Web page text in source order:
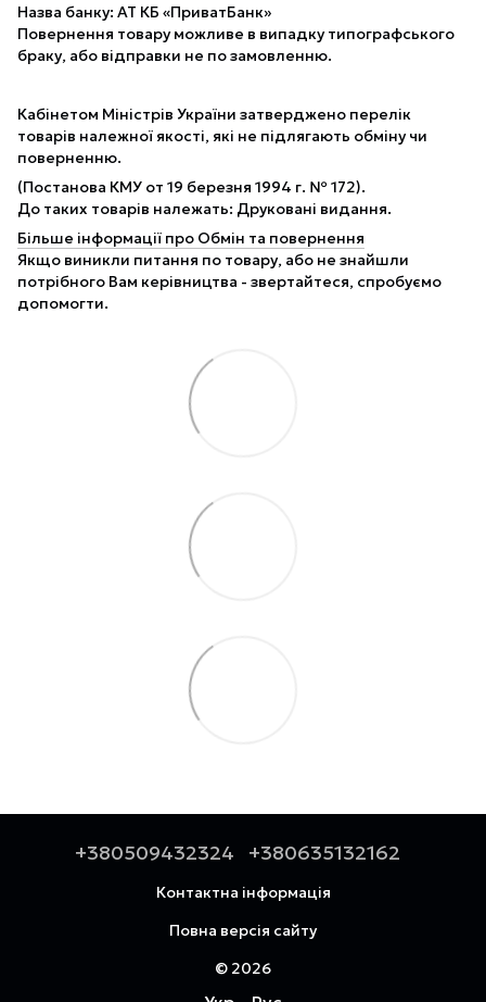
Назва банку: АТ КБ «ПриватБанк»
Повернення товару можливе в випадку типографського
браку, або відправки не по замовленню.
Кабінетом Міністрів України затверджено перелік
товарів належної якості, які не підлягають обміну чи
поверненню.
(Постанова КМУ от 19 березня 1994 г. № 172).
До таких товарів належать: Друковані видання.
Більше інформації про Обмін та повернення
Якщо виникли питання по товару, або не знайшли
потрібного Вам керівництва - звертайтеся, спробуємо
допомогти.
+380509432324 +380635132162
Контактна інформація
Повна версія сайту
© 2026